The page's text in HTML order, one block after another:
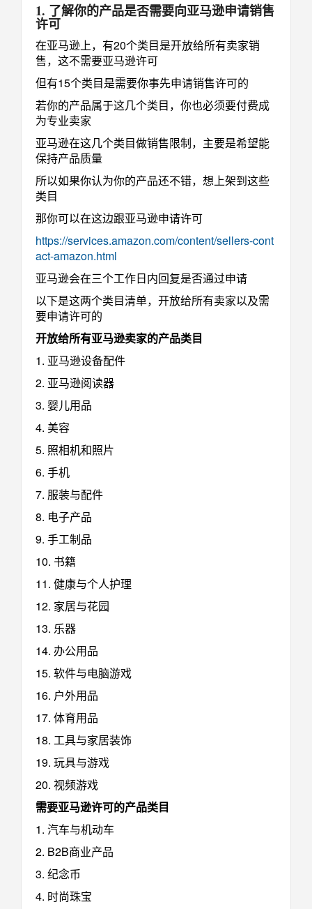
1. 了解你的产品是否需要向亚马逊申请销售
许可
在亚马逊上，有20个类目是开放给所有卖家销
售，这不需要亚马逊许可
但有15个类目是需要你事先申请销售许可的
若你的产品属于这几个类目，你也必须要付费成
为专业卖家
亚马逊在这几个类目做销售限制，主要是希望能
保持产品质量
所以如果你认为你的产品还不错，想上架到这些
类目
那你可以在这边跟亚马逊申请许可
https://services.amazon.com/content/sellers-cont
act-amazon.html
亚马逊会在三个工作日内回复是否通过申请
以下是这两个类目清单，开放给所有卖家以及需
要申请许可的
开放给所有亚马逊卖家的产品类目
1. 亚马逊设备配件
2. 亚马逊阅读器
3. 婴儿用品
4. 美容
5. 照相机和照片
6. 手机
7. 服装与配件
8. 电子产品
9. 手工制品
10. 书籍
11. 健康与个人护理
12. 家居与花园
13. 乐器
14. 办公用品
15. 软件与电脑游戏
16. 户外用品
17. 体育用品
18. 工具与家居装饰
19. 玩具与游戏
20. 视频游戏
需要亚马逊许可的产品类目
1. 汽车与机动车
2. B2B商业产品
3. 纪念币
4. 时尚珠宝